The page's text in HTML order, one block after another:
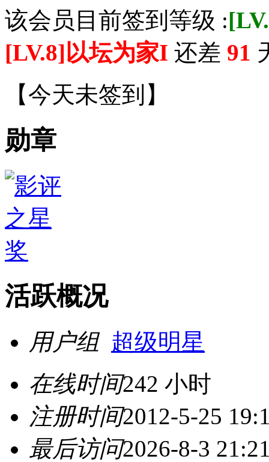
该会员目前签到等级 :
[LV.8]以坛为家I 还差 91
【今天未签到 】
勋章
活跃概况
用户组 超级明星
在线时间242 小时
注册时间2012-5-25
最后访问2026-8-3